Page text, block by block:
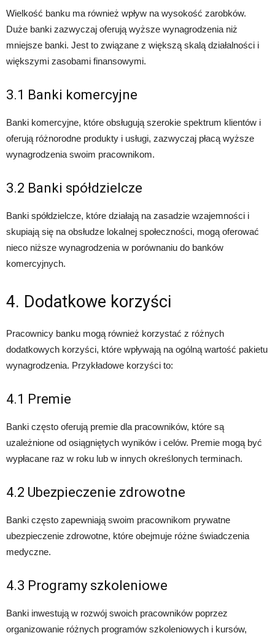
Wielkość banku ma również wpływ na wysokość zarobków.
Duże banki zazwyczaj oferują wyższe wynagrodzenia niż
mniejsze banki. Jest to związane z większą skalą działalności i
większymi zasobami finansowymi.
3.1 Banki komercyjne
Banki komercyjne, które obsługują szerokie spektrum klientów i
oferują różnorodne produkty i usługi, zazwyczaj płacą wyższe
wynagrodzenia swoim pracownikom.
3.2 Banki spółdzielcze
Banki spółdzielcze, które działają na zasadzie wzajemności i
skupiają się na obsłudze lokalnej społeczności, mogą oferować
nieco niższe wynagrodzenia w porównaniu do banków
komercyjnych.
4. Dodatkowe korzyści
Pracownicy banku mogą również korzystać z różnych
dodatkowych korzyści, które wpływają na ogólną wartość pakietu
wynagrodzenia. Przykładowe korzyści to:
4.1 Premie
Banki często oferują premie dla pracowników, które są
uzależnione od osiągniętych wyników i celów. Premie mogą być
wypłacane raz w roku lub w innych określonych terminach.
4.2 Ubezpieczenie zdrowotne
Banki często zapewniają swoim pracownikom prywatne
ubezpieczenie zdrowotne, które obejmuje różne świadczenia
medyczne.
4.3 Programy szkoleniowe
Banki inwestują w rozwój swoich pracowników poprzez
organizowanie różnych programów szkoleniowych i kursów,